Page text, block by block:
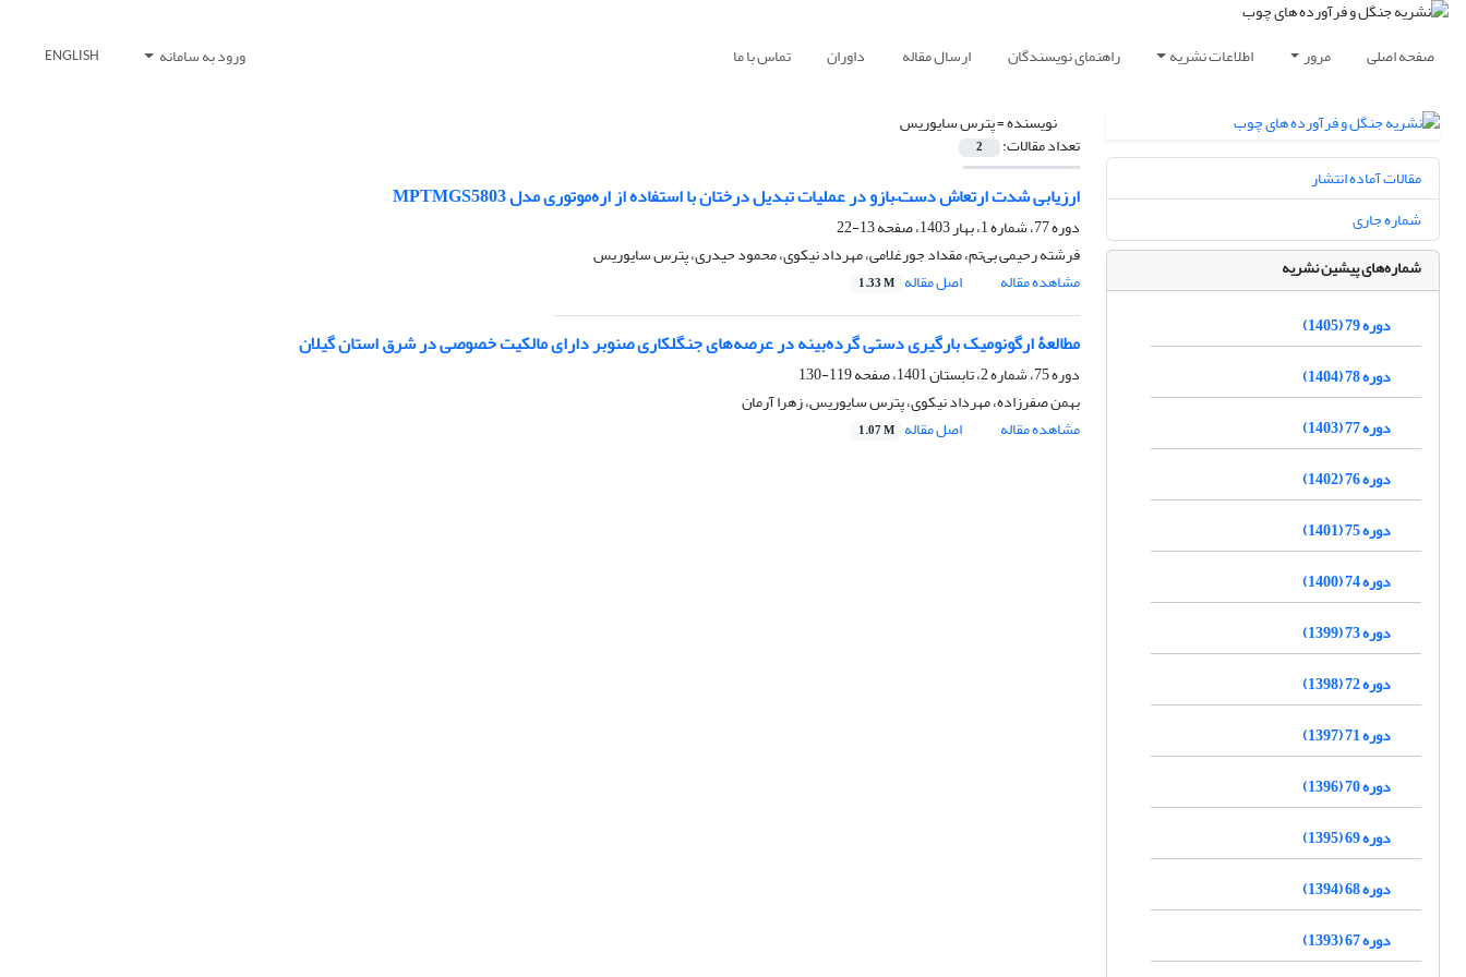
صفحه اصلی مرور اطلاعات نشریه راهنمای نویسندگان ارسال مقاله داوران تماس با ما ورود به سامانه ENGLISH
نویسنده =پترس سایوریس
تعداد مقالات: 2
ارزیابی شدت ارتعاش دست–بازو در عملیات تبدیل درختان با استفاده از اره‌موتوری مدل MPTMGS5803
دوره 77، شماره 1، بهار 1403، صفحه
13-22
فرشته رحیمی بی‌تم، مقداد جورغلامی، مهرداد نیکوی، محمود حیدری، پترس سایوریس
مشاهده مقاله
اصل مقاله 1.33 M
مطالعۀ ارگونومیک بارگیری دستی گرده‌بینه در عرصه‌های جنگلکاری صنوبر دارای مالکیت خصوصی در شرق استان گیلان
دوره 75، شماره 2، تابستان 1401، صفحه
119-130
بهمن صفرزاده، مهرداد نیکوی، پترس سایوریس، زهرا آرمان
مشاهده مقاله
اصل مقاله 1.07 M
مقالات آماده انتشار
شماره جاری
شماره‌های پیشین نشریه
دوره 79 (1405)
دوره 78 (1404)
دوره 77 (1403)
دوره 76 (1402)
دوره 75 (1401)
دوره 74 (1400)
دوره 73 (1399)
دوره 72 (1398)
دوره 71 (1397)
دوره 70 (1396)
دوره 69 (1395)
دوره 68 (1394)
دوره 67 (1393)